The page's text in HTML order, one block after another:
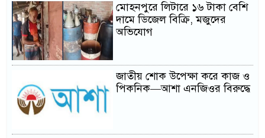
মোহনপুরে লিটারে ১৬ টাকা বেশি
দামে ডিজেল বিক্রি, মজুদের
অভিযোগ
জাতীয় শোক উপেক্ষা করে কাজ ও
পিকনিক—আশা এনজিওর বিরুদ্ধে